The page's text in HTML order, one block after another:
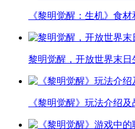
《黎明觉醒：生机》食
黎明觉醒，开放世界末
《黎明觉醒》玩法介绍